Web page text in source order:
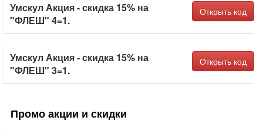
Умскул Акция - скидка 15% на
"ФЛЕШ" 4=1.
Открыть код
Умскул Акция - скидка 15% на
"ФЛЕШ" 3=1.
Открыть код
Промо акции и скидки